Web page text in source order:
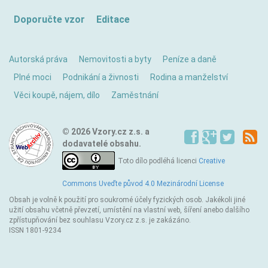
Doporučte vzor Editace
Autorská práva Nemovitosti a byty
Peníze a daně
Plné moci
Podnikání a živnosti
Rodina a manželství
Věci koupě, nájem, dílo
Zaměstnání
© 2026 Vzory.cz z.s. a
dodavatelé obsahu.
Toto dílo podléhá licenci Creative
Commons Uveďte původ 4.0 Mezinárodní License
Obsah je volně k použití pro soukromé účely fyzických osob. Jakékoli jiné
užití obsahu včetně převzetí, umístění na vlastní web, šíření anebo dalšího
zpřístupňování bez souhlasu Vzory.cz z.s. je zakázáno.
ISSN 1801-9234